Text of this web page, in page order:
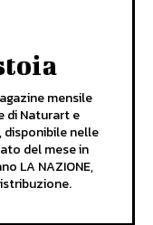
mensile
di Naturart e
disponibile nelle
del mese in
LA NAZIONE,